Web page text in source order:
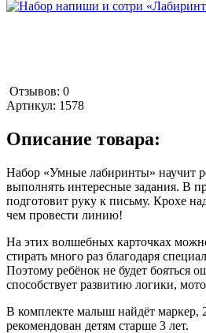
Отзывов: 0
Артикул: 1578
Описание товара:
Набор «Умные лабиринты» научит
выполнять интересные задания. В
подготовит руку к письму. Крохе
чем провести линию!
На этих волшебных карточках
стирать много раз благодаря
Поэтому ребёнок не будет бояться
способствует развитию логики,
В комплекте малыш найдёт маркер,
рекомендован детям старше 3 лет.